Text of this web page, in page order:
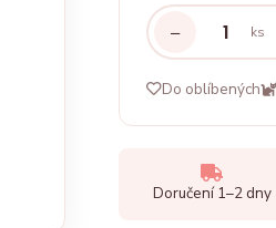
− ks
Do oblíbených
Doručení 1–2 dny